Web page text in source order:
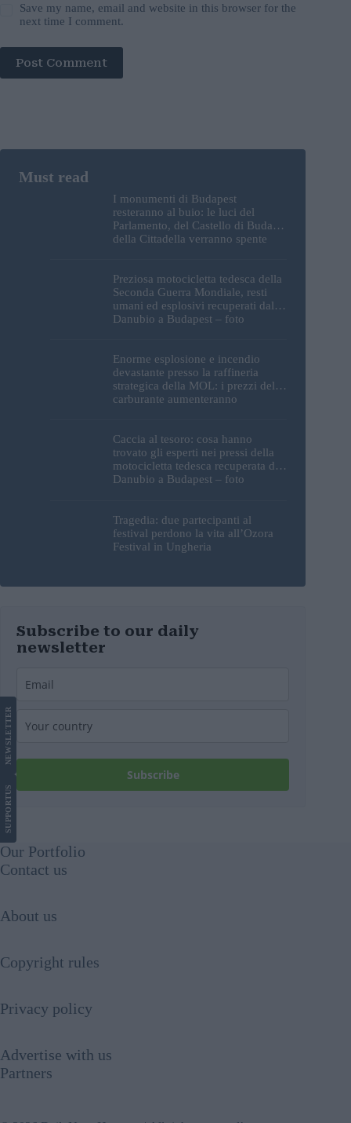
Save my name, email and website in this browser for the
next time I comment.
Post Comment
I monumenti di Budapest
resteranno al buio: le luci del
Parlamento, del Castello di Buda e
della Cittadella verranno spente
Preziosa motocicletta tedesca della
Seconda Guerra Mondiale, resti
umani ed esplosivi recuperati dal
Danubio a Budapest – foto
Enorme esplosione e incendio
devastante presso la raffineria
strategica della MOL: i prezzi del
carburante aumenteranno
Caccia al tesoro: cosa hanno
trovato gli esperti nei pressi della
motocicletta tedesca recuperata dal
Danubio a Budapest – foto
Tragedia: due partecipanti al
festival perdono la vita all’Ozora
Festival in Ungheria
Subscribe to our daily
newsletter
Subscribe
SUPPORT
US
NEWS
LETTER
Our Portfolio
Contact us
About us
Copyright rules
Privacy policy
Advertise with us
Partners